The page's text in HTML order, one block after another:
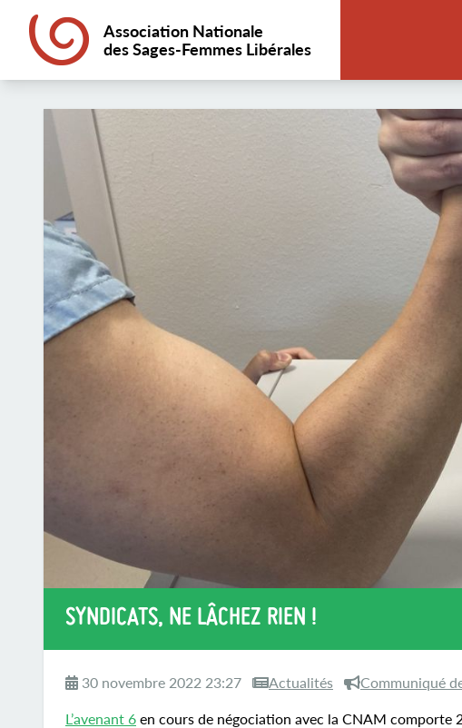
Association Nationale
des Sages-Femmes Libérales
SYNDICATS, NE LÂCHEZ RIEN !
30 novembre 2022 23:27 Actualités Communiqué
L’avenant 6 en cours de négociation avec la CNAM